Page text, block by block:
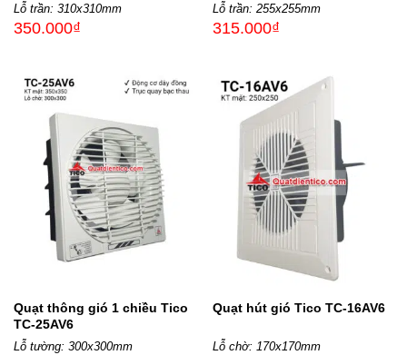
Lỗ trần: 310x310mm
350.000₫
Lỗ trần: 255x255mm
315.000₫
Quạt thông gió 1 chiều Tico
TC-25AV6
Lỗ tường: 300x300mm
Quạt hút gió Tico TC-16AV6
Lỗ chờ: 170x170mm